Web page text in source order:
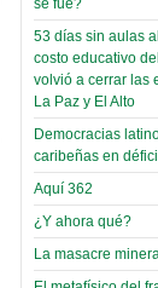
Segundo
Viernes, 14
Leer Más...
Docentes y
Trabajo Social de
elegirán directora
Viernes, 14
Leer Más...
“Tuna Femenina
toca y canta con
Miércoles, 14
más de
después
El Infamatorio
Miércoles, 09
Read more...
de un
narco-
53 días sin aulas
costo educativo
volvió a cerrar las
La Paz y El Alto
Democracias
caribeñas en
Aquí 362
¿Y ahora qué?
La masacre